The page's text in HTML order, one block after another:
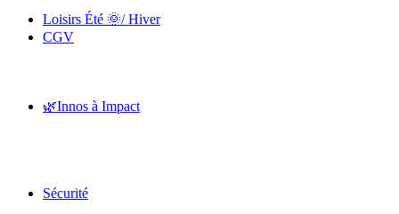
CGV
Loisirs Été 🌞/ Hiver
🌿Innos à Impact
Sécurité